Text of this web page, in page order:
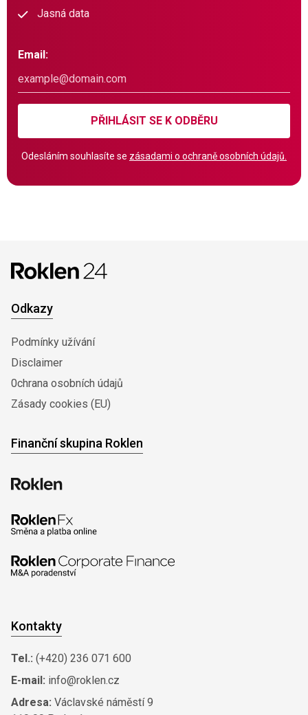
Jasná data
Email:
PŘIHLÁSIT SE K ODBĚRU
Odesláním souhlasíte se zásadami o ochraně osobních údajů.
Odkazy
Podmínky užívání
Disclaimer
0chrana osobních údajů
Zásady cookies (EU)
Finanční skupina Roklen
Kontakty
Tel.: (+420) 236 071 600
E-mail: info@roklen.cz
Adresa: Václavské náměstí 9